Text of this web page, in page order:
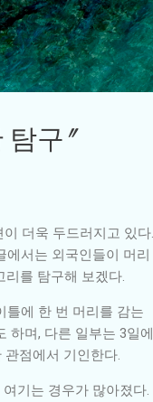
탐구"
더욱 두드러지고 있다.
에서는 외국인들이 머리
를 탐구해 보겠다.
틀에 한 번 머리를 감는
하며, 다른 일부는 3일에
점에서 기인한다.
기는 경우가 많아졌다.